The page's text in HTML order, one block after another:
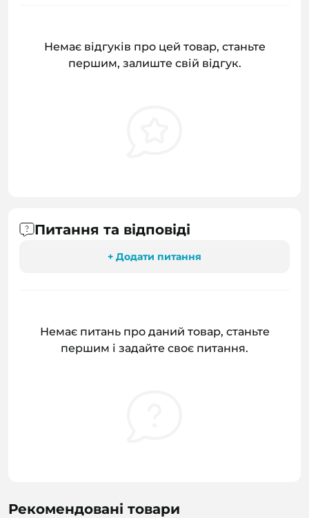
Немає відгуків про цей товар, станьте
першим, залиште свій відгук.
Питання та відповіді
+ Додати питання
Немає питань про даний товар, станьте
першим і задайте своє питання.
Рекомендовані товари